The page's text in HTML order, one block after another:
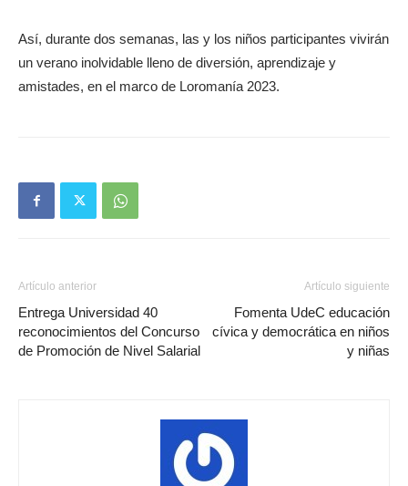
Así, durante dos semanas, las y los niños participantes vivirán
un verano inolvidable lleno de diversión, aprendizaje y
amistades, en el marco de Loromanía 2023.
Artículo anterior
Entrega Universidad 40
reconocimientos del Concurso
de Promoción de Nivel Salarial
Artículo siguiente
Fomenta UdeC educación
cívica y democrática en niños
y niñas